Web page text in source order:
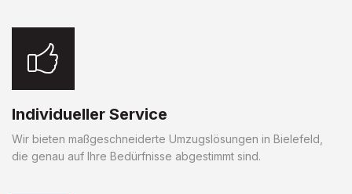
Individueller Service
Wir bieten maßgeschneiderte Umzugslösungen in Bielefeld,
die genau auf Ihre Bedürfnisse abgestimmt sind.